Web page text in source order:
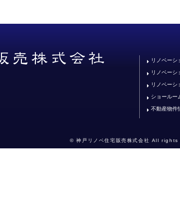
リノベーシ
リノベーシ
リノベーシ
ショールー
不動産物件
© 神戸リノベ住宅販売株式会社 All